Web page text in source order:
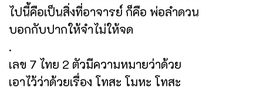
ไปนี้คือเป็นสิ่งที่อาจารย์ ก็คือ พ่อลำดวน
บอกกับปากให้จำไม่ให้จด
.
เลข 7 ไทย 2 ตัวมีความหมายว่าด้วย
เอาไว้ว่าด้วยเรื่อง โทสะ โมหะ โทสะ